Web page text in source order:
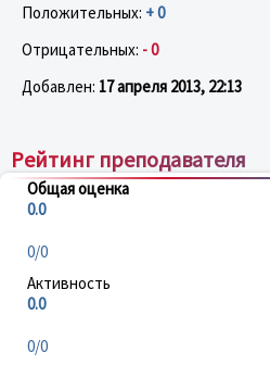
Положительных: + 0
Отрицательных: - 0
Добавлен: 17 апреля 2013, 22:13
Рейтинг преподавателя
Общая оценка
0.0
0/0
Активность
0.0
0/0